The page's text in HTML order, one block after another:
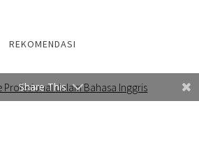
REKOMENDASI
Profesional dalam Bahasa Inggris
Share This